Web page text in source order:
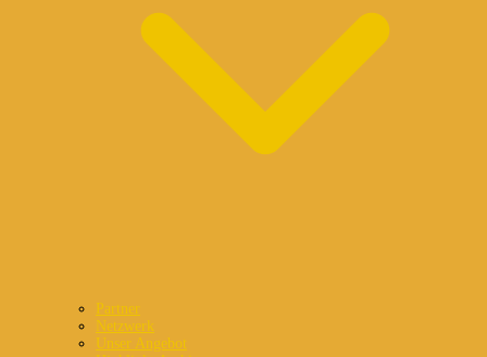
Partner
Netzwerk
Unser Angebot